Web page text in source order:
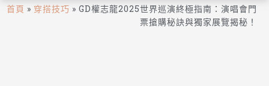
首頁 » 穿搭技巧 » GD權志龍2025世界巡演終極指南：演唱會門
票搶購秘訣與獨家展覽揭秘！